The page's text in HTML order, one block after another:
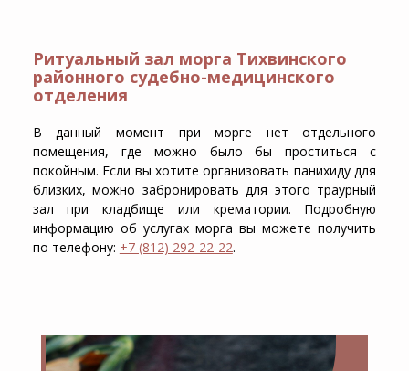
Ритуальный зал морга Тихвинского
районного судебно-медицинского
отделения
В данный момент при морге нет отдельного
помещения, где можно было бы проститься с
покойным. Если вы хотите организовать панихиду для
близких, можно забронировать для этого траурный
зал при кладбище или крематории. Подробную
информацию об услугах морга вы можете получить
по телефону: +7 (812) 292-22-22.